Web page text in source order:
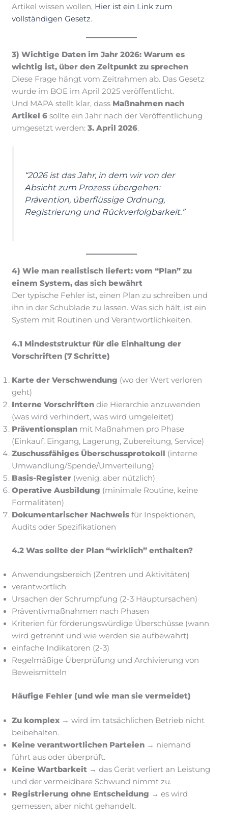
Artikel wissen wollen, Hier ist ein Link zum
vollständigen Gesetz.
3) Wichtige Daten im Jahr 2026: Warum es
wichtig ist, über den Zeitpunkt zu sprechen
Diese Frage hängt vom Zeitrahmen ab. Das Gesetz
wurde im BOE im April 2025 veröffentlicht.
Und MAPA stellt klar, dass Maßnahmen nach
Artikel 6sollte ein Jahr nach der Veröffentlichung
umgesetzt werden: 3. April 2026.
“2026 ist das Jahr, in dem wir von der
Absicht zum Prozess übergehen:
Prävention, überflüssige Ordnung,
Registrierung und Rückverfolgbarkeit.”
4) Wie man realistisch liefert: vom “Plan” zu
einem System, das sich bewährt
Der typische Fehler ist, einen Plan zu schreiben und
ihn in der Schublade zu lassen. Was sich hält, ist ein
System mit Routinen und Verantwortlichkeiten.
4.1 Mindeststruktur für die Einhaltung der
Vorschriften (7 Schritte)
Karte der Verschwendung (wo der Wert verloren
geht)
Interne Vorschriftendie Hierarchie anzuwenden
(was wird verhindert, was wird umgeleitet)
Präventionsplanmit Maßnahmen pro Phase
(Einkauf, Eingang, Lagerung, Zubereitung, Service)
Zuschussfähiges Überschussprotokoll (interne
Umwandlung/Spende/Umverteilung)
Basis-Register(wenig, aber nützlich)
Operative Ausbildung (minimale Routine, keine
Formalitäten)
Dokumentarischer Nachweisfür Inspektionen,
Audits oder Spezifikationen
4.2 Was sollte der Plan “wirklich” enthalten?
Anwendungsbereich (Zentren und Aktivitäten)
verantwortlich
Ursachen der Schrumpfung (2-3 Hauptursachen)
Präventivmaßnahmen nach Phasen
Kriterien für förderungswürdige Überschüsse (wann
wird getrennt und wie werden sie aufbewahrt)
einfache Indikatoren (2-3)
Regelmäßige Überprüfung und Archivierung von
Beweismitteln
Häufige Fehler (und wie man sie vermeidet)
Zu komplex→ wird im tatsächlichen Betrieb nicht
beibehalten.
Keine verantwortlichen Parteien→ niemand
führt aus oder überprüft.
Keine Wartbarkeit→ das Gerät verliert an Leistung
und der vermeidbare Schwund nimmt zu.
Registrierung ohne Entscheidung → es wird
gemessen, aber nicht gehandelt.